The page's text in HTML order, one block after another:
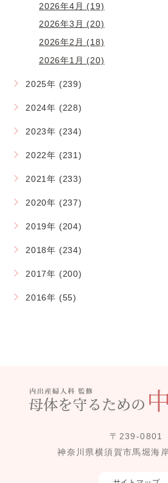
2026年4月 (19)
2026年3月 (20)
2026年2月 (18)
2026年1月 (20)
2025年 (239)
2024年 (228)
2023年 (234)
2022年 (231)
2021年 (233)
2020年 (237)
2019年 (204)
2018年 (234)
2017年 (200)
2016年 (55)
〒239-0801
神奈川県横須賀市馬堀海